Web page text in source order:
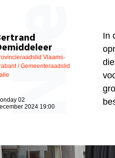
Vlaams-
/ Gemeenteraadslid
02
2024 19:00
In